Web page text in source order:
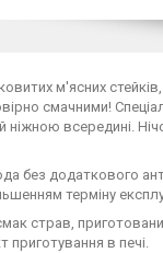
м'ясних
смачними!
всередині.
без додаткового
терміну
страв,
приготування в печі.